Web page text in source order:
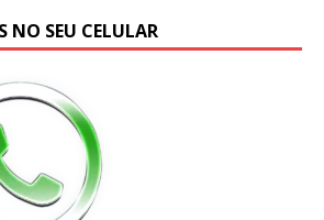
NO SEU CELULAR